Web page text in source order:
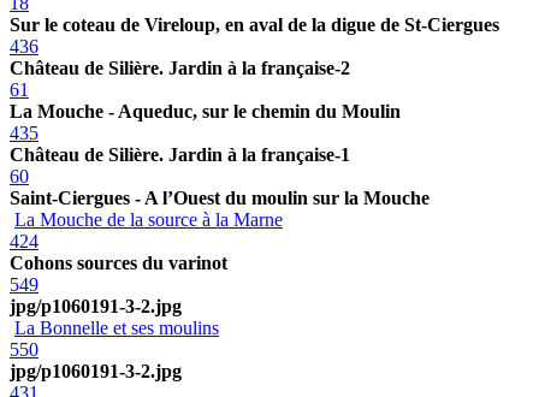
Sur le coteau de Vireloup, en aval de la digue de St-Ciergues
436
Château de Silière. Jardin à la française-2
61
La Mouche - Aqueduc, sur le chemin du Moulin
435
Château de Silière. Jardin à la française-1
60
Saint-Ciergues - A l’Ouest du moulin sur la Mouche
La Mouche de la source à la Marne
424
Cohons sources du varinot
549
jpg/p1060191-3-2.jpg
La Bonnelle et ses moulins
550
jpg/p1060191-3-2.jpg
431